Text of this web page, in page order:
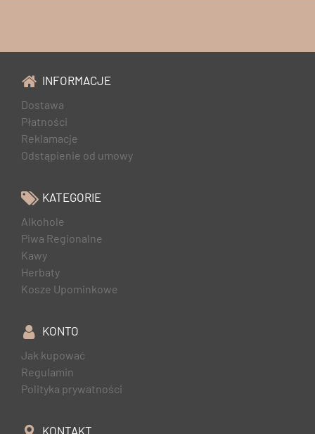
INFORMACJE
Dostawa
Płatności
Reklamacje
Odstąpienie od umowy
KATEGORIE
Alkohole
Piwa Regionalne
Kawy
Herbaty
Kosze Upominkowe
KONTO
Jak kupować
Regulamin
Polityka prywatności
KONTAKT